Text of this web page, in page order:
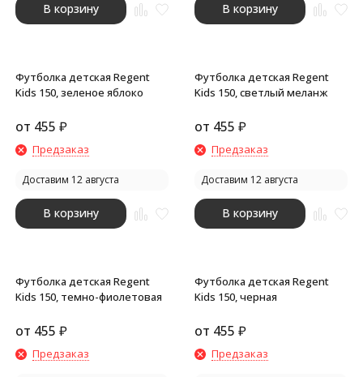
В корзину В корзину
Футболка детская Regent
Kids 150, зеленое яблоко
от 455 ₽
Предзаказ
Доставим 12 августа
В корзину
Футболка детская Regent
Kids 150, светлый меланж
от 455 ₽
Предзаказ
Доставим 12 августа
В корзину
Футболка детская Regent
Kids 150, темно-фиолетовая
от 455 ₽
Предзаказ
Футболка детская Regent
Kids 150, черная
от 455 ₽
Предзаказ